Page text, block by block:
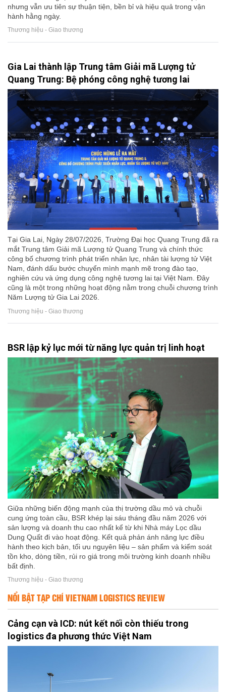
nhưng vẫn ưu tiên sự thuận tiện, bền bỉ và hiệu quả trong vận
hành hằng ngày.
Thương hiệu - Giao thương
Gia Lai thành lập Trung tâm Giải mã Lượng tử
Quang Trung: Bệ phóng công nghệ tương lai
Tại Gia Lai, Ngày 28/07/2026, Trường Đại học Quang Trung đã ra
mắt Trung tâm Giải mã Lượng tử Quang Trung và chính thức
công bố chương trình phát triển nhân lực, nhân tài lượng tử Việt
Nam, đánh dấu bước chuyển mình mạnh mẽ trong đào tạo,
nghiên cứu và ứng dụng công nghệ tương lai tại Việt Nam. Đây
cũng là một trong những hoạt động nằm trong chuỗi chương trình
Năm Lượng tử Gia Lai 2026.
Thương hiệu - Giao thương
BSR lập kỷ lục mới từ năng lực quản trị linh hoạt
Giữa những biến động mạnh của thị trường dầu mỏ và chuỗi
cung ứng toàn cầu, BSR khép lại sáu tháng đầu năm 2026 với
sản lượng và doanh thu cao nhất kể từ khi Nhà máy Lọc dầu
Dung Quất đi vào hoạt động. Kết quả phản ánh năng lực điều
hành theo kịch bản, tối ưu nguyên liệu – sản phẩm và kiểm soát
tồn kho, dòng tiền, rủi ro giá trong môi trường kinh doanh nhiều
bất định.
Thương hiệu - Giao thương
NỔI BẬT TẠP CHÍ VIETNAM LOGISTICS REVIEW
Cảng cạn và ICD: nút kết nối còn thiếu trong
logistics đa phương thức Việt Nam